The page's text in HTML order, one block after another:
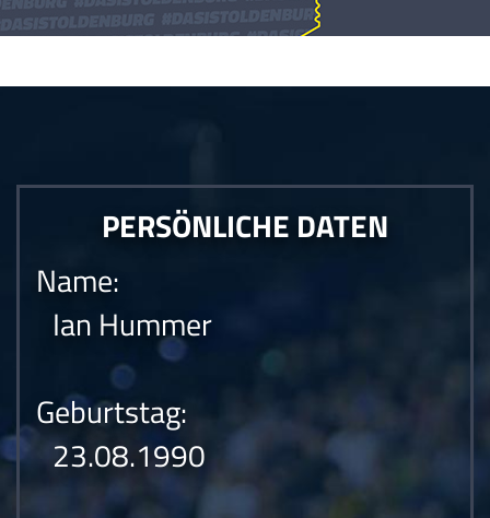
PERSÖNLICHE DATEN
Name:
Ian Hummer
Geburtstag:
23.08.1990